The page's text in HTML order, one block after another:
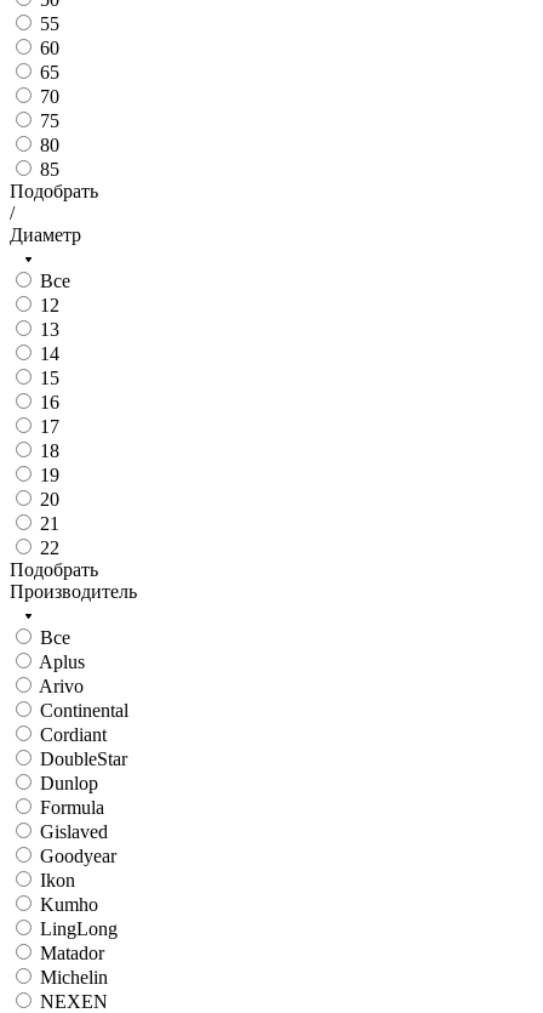
55
60
65
70
75
80
85
Подобрать
/
Диаметр
Все
12
13
14
15
16
17
18
19
20
21
22
Подобрать
Производитель
Все
Aplus
Arivo
Continental
Cordiant
DoubleStar
Dunlop
Formula
Gislaved
Goodyear
Ikon
Kumho
LingLong
Matador
Michelin
NEXEN